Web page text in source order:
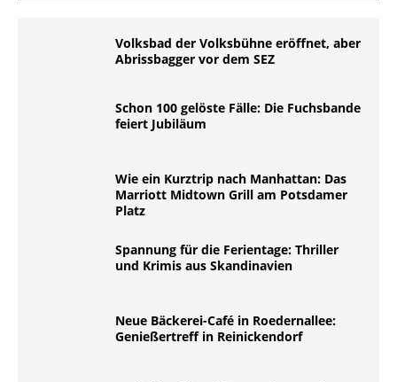
Volksbad der Volksbühne eröffnet, aber
Abrissbagger vor dem SEZ
Schon 100 gelöste Fälle: Die Fuchsbande
feiert Jubiläum
Wie ein Kurztrip nach Manhattan: Das
Marriott Midtown Grill am Potsdamer
Platz
Spannung für die Ferientage: Thriller
und Krimis aus Skandinavien
Neue Bäckerei-Café in Roedernallee:
Genießertreff in Reinickendorf